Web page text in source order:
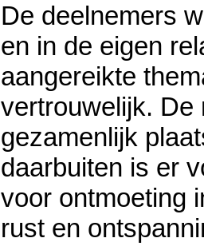
De deelnemers
en in de eigen
aangereikte
vertrouwelijk. De
gezamenlijk
daarbuiten is er
voor ontmoeting
rust en